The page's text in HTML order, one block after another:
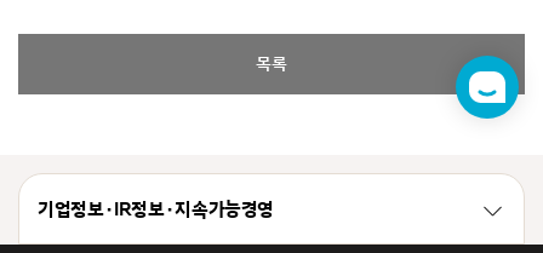
목록
챗
봇
기업정보 · IR정보 · 지속가능경영